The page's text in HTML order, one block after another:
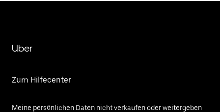
Uber
Zum Hilfecenter
Meine persönlichen Daten nicht verkaufen oder weitergeben